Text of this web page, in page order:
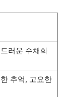
러운 수채화
추억, 고요한